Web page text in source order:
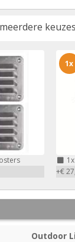
1x
+€
1x
Outdoor